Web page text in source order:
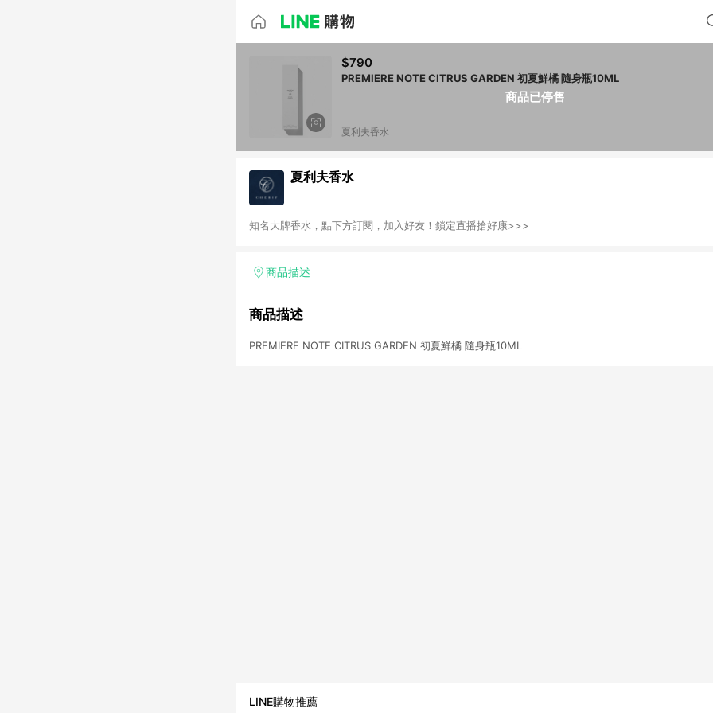
商品已停售
$790
PREMIERE NOTE CITRUS GARDEN 初夏鮮橘 隨身瓶10ML
夏利夫香水
夏利夫香水
知名大牌香水，點下方訂閱，加入好友！鎖定直播搶好康>>>
商品描述
商品描述
PREMIERE NOTE CITRUS GARDEN 初夏鮮橘 隨身瓶10ML
LINE購物推薦